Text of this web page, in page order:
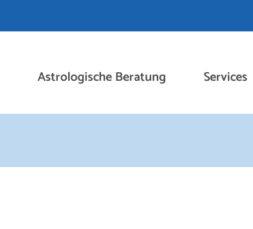
Astrologische Beratung Services